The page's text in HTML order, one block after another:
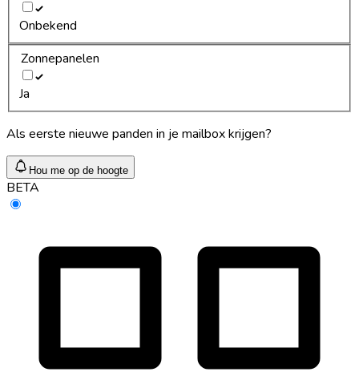
Onbekend
Zonnepanelen
Ja
Als eerste nieuwe panden in je mailbox krijgen?
Hou me op de hoogte
BETA